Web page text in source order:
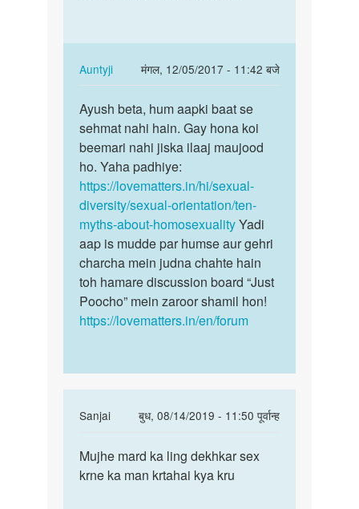
Auntyji
मंगल, 12/05/2017 - 11:42 बजे
In
reply
to
Kunki
tum
gay
ho
gay
ka…
by
ayush
tiwari
Ayush
beta,
hum
aapki
baat…
Ayush beta, hum aapki baat se
sehmat nahi hain. Gay hona koi
beemari nahi jiska ilaaj maujood
ho. Yaha padhiye:
https://lovematters.in/hi/sexual-
diversity/sexual-orientation/ten-
myths-about-homosexualityYadi
aap is mudde par humse aur gehri
charcha mein judna chahte hain
toh hamare discussion board “Just
Poocho” mein zaroor shamil hon!
https://lovematters.in/en/forum
Sanjai
बुध, 08/14/2019 - 11:50 पूर्वान्ह
In
to
Mujhe
Mujhe
mard
Mujhe mard ka ling dekhkar sex
krne ka man krtahai kya kru